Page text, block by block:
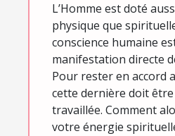
L’Homme est doté
physique que
conscience humaine
manifestation directe
Pour rester en accord
cette dernière doit
travaillée. Comment
votre énergie